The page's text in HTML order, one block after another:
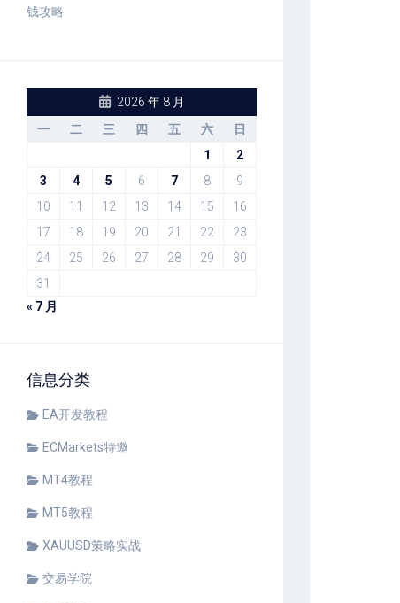
钱攻略
2026 年 8 月
一
二 三 四 五 六
日
1
2
3
4 5 6 7 8
9
10
11 12 13 14 15
16
17
18 19 20 21 22
23
24
25 26 27 28 29
30
31
« 7 月
信息分类
EA开发教程
ECMarkets特邀
MT4教程
MT5教程
XAUUSD策略实战
交易学院